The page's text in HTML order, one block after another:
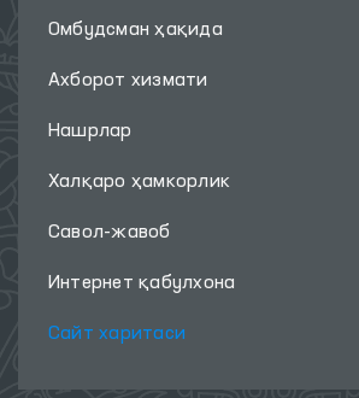
Омбудсман ҳақида
Ахборот хизмати
Нашрлар
Халқаро ҳамкорлик
Савол-жавоб
Интернет қабулхона
Сайт харитаси